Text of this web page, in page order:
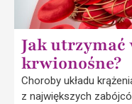
Jak
krwionośne?
Choroby układu
z największych